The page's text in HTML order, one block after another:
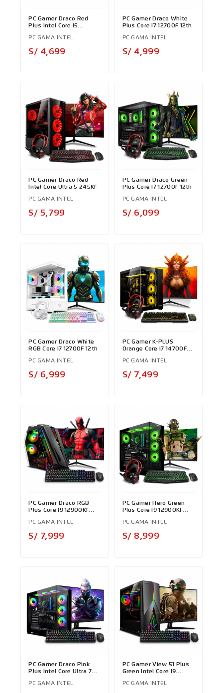
PC Gamer Draco Red
Plus Intel Core I5
PC GAMA INTEL
S/ 4,699
PC Gamer Draco White
Plus Core I7 12700F 12th
PC GAMA INTEL
S/ 4,999
PC Gamer Draco Red
Intel Core Ultra 5 245KF
PC GAMA INTEL
S/ 5,799
PC Gamer Draco Green
Plus Core I7 12700F 12th
PC GAMA INTEL
S/ 6,099
PC Gamer Draco White
RGB Core I7 12700F 12th
PC GAMA INTEL
S/ 6,999
PC Gamer K-PLUS
Orange Core I7 14700F
PC GAMA INTEL
S/ 7,499
PC Gamer Draco RGB
Plus Core I9 12900KF
PC GAMA INTEL
S/ 7,999
PC Gamer Hero Green
Plus Core I9 12900KF
PC GAMA INTEL
S/ 8,999
PC Gamer Draco Pink
Plus Intel Core Ultra 7
PC GAMA INTEL
PC Gamer View 51 Plus
Green Intel Core I9
PC GAMA INTEL